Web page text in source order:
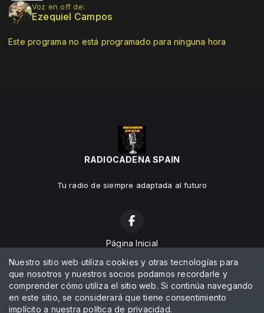
Voz en off de:
Ezequiel Campos
Este programa no está programado para ninguna hora
RADIOCADENA SPAIN
Tu radio de siempre adaptada al futuro
Página Inicial
Programación
Noticias
Contacto
Nuestro sitio web utiliza cookies y otras tecnologías para
que nosotros y nuestros socios podamos recordarle y
comprender cómo utiliza el sitio web. Si continúa navegando
en este sitio, se considerará que tiene consentimiento
implícito a nuestrapolítica de privacidad.